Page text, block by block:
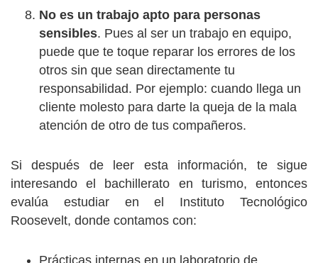
No es un trabajo apto para personas
sensibles. Pues al ser un trabajo en equipo,
puede que te toque reparar los errores de los
otros sin que sean directamente tu
responsabilidad. Por ejemplo: cuando llega un
cliente molesto para darte la queja de la mala
atención de otro de tus compañeros.
Si después de leer esta información, te sigue
interesando el bachillerato en turismo, entonces
evalúa estudiar en el Instituto Tecnológico
Roosevelt, donde contamos con: